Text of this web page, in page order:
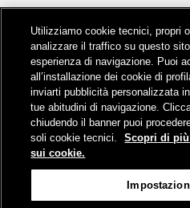
NORD ITALIA
CENTRO ITALIA
SUD ITALIA E ISOLE
Invio manifestazioni di interesse
Opportunità di locazione
Utilizziamo cookie tecnici, propri
analizzare il traffico su questo
esperienza di navigazione. Puoi
all’installazione dei cookie di
inviarti pubblicità personalizzata
tue abitudini di navigazione.
chiudendo il banner puoi
soli cookie tecnici.
Scopri di
sui cookie.